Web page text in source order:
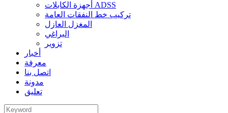
أجهزة الكابلات ADSS
تركيب خط النفقات العامة
المغزل العازل
البراغي
تزوير
أخبار
معرفة
اتصل بنا
مدونة
تعليق